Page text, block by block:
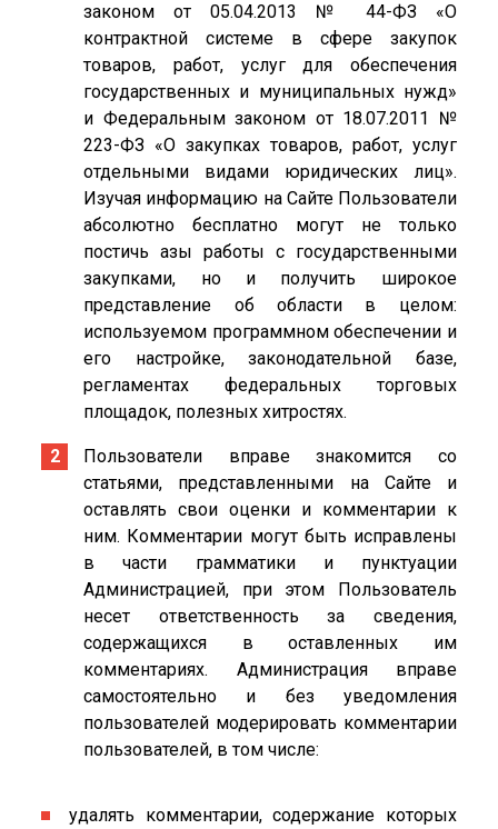
законом от 05.04.2013 № 44-ФЗ «О
контрактной системе в сфере закупок
товаров, работ, услуг для обеспечения
государственных и муниципальных нужд»
и Федеральным законом от 18.07.2011 №
223-ФЗ «О закупках товаров, работ, услуг
отдельными видами юридических лиц».
Изучая информацию на Сайте Пользователи
абсолютно бесплатно могут не только
постичь азы работы с государственными
закупками, но и получить широкое
представление об области в целом:
используемом программном обеспечении и
его настройке, законодательной базе,
регламентах федеральных торговых
площадок, полезных хитростях.
Пользователи вправе знакомится со
статьями, представленными на Сайте и
оставлять свои оценки и комментарии к
ним. Комментарии могут быть исправлены
в части грамматики и пунктуации
Администрацией, при этом Пользователь
несет ответственность за сведения,
содержащихся в оставленных им
комментариях. Администрация вправе
самостоятельно и без уведомления
пользователей модерировать комментарии
пользователей, в том числе:
удалять комментарии, содержание которых